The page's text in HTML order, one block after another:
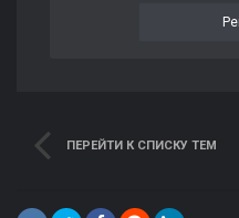
ПЕРЕЙТИ К СПИСКУ ТЕМ